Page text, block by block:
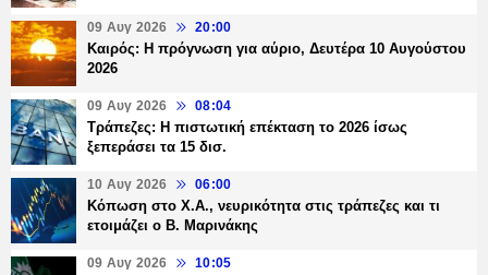
09 Αυγ 2026 20:00
Καιρός: Η πρόγνωση για αύριο, Δευτέρα 10 Αυγούστου
2026
09 Αυγ 2026 08:04
Τράπεζες: H πιστωτική επέκταση το 2026 ίσως
ξεπεράσει τα 15 δισ.
10 Αυγ 2026 06:00
Κόπωση στο Χ.Α., νευρικότητα στις τράπεζες και τι
ετοιμάζει ο Β. Μαρινάκης
09 Αυγ 2026 10:05